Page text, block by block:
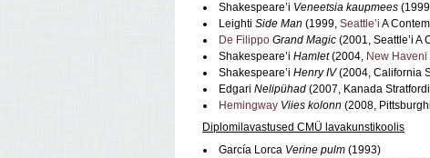
Shakespeare’i Veneetsia kaupmees
Leighti Side Man (1999, Seattle’i A
De Filippo Grand Magic (2001, Seattle’i A
Shakespeare’i Hamlet(2004, New Haveni
Shakespeare’i Henry IV(2004, California
Edgari Nelipühad (2007, Kanada
Hemingway Viies kolonn (2008,
Diplomilavastused CMÜ lavakunstikoolis
García Lorca Verine pulm (1993)